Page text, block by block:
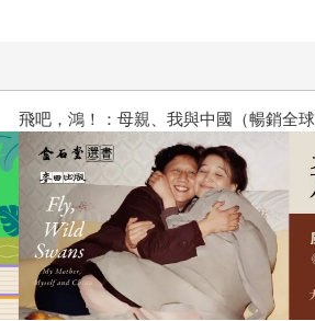
飛吧，鴻！：母親、我